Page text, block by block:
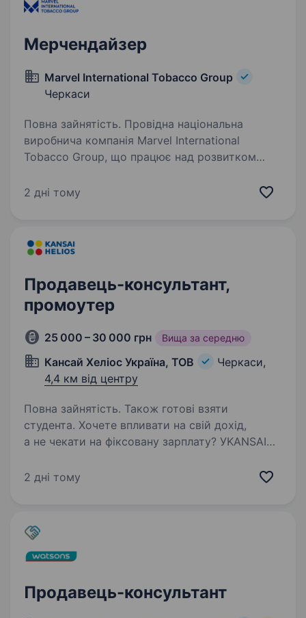
Мерчендайзер
Marvel International Tobacco Group
Черкаси
Повна зайнятість. Провідна національна
виробнича компанія Marvel International
Tobacco Group, що працює над розвитком
міжнародному рівні та прагне забезпечувати
2 дні тому
Продавець-консультант,
промоутер
25 000 – 30 000 грн Вища за середню
Кансай Хеліос Україна, ТОВ
Черкаси,
4,4 км від центру
Повна зайнятість. Також готові взяти
студента. Хочете впливати на свій дохід,
а не чекати на фіксовану зарплату? УKANSAI
господарем своєї локації та заробляти
2 дні тому
Продавець-консультант